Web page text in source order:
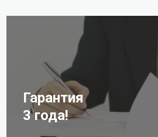
Гарантия
3 года!